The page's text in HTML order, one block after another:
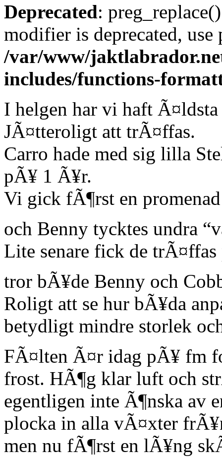
Deprecated:
modifier is deprecated,
/var/www/
includes/functions-
I helgen har vi haft
JÃ¤tteroligt att trÃ¤ffas.
Carro hade med sig lilla
pÃ¥ 1 Ã¥r.
Vi gick fÃ¶rst en
och Benny tycktes undra
Lite senare fick de
tror bÃ¥de Benny och
Roligt att se hur bÃ¥da
betydligt mindre storlek
FÃ¤lten Ã¤r idag pÃ¥ fm
frost. HÃ¶g klar luft och
egentligen inte Ã¶nska av
plocka in alla vÃ¤xter
men nu fÃ¶rst en lÃ¥ng